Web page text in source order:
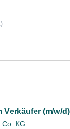
Verkäufer (m/w/d)
Co. KG